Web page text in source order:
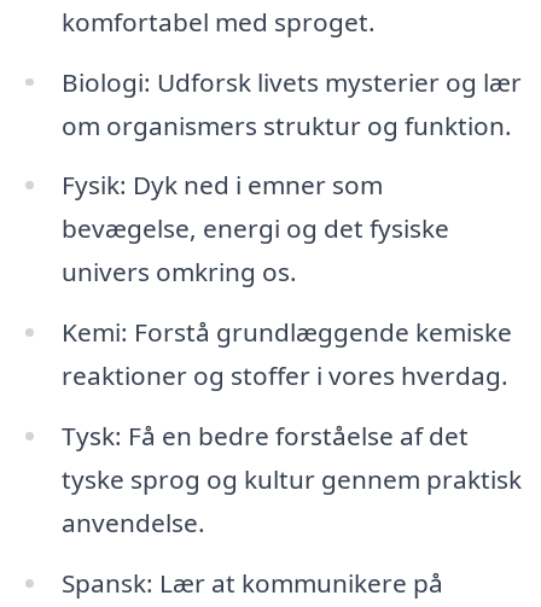
komfortabel med sproget.
Biologi: Udforsk livets mysterier og lær
om organismers struktur og funktion.
Fysik: Dyk ned i emner som
bevægelse, energi og det fysiske
univers omkring os.
Kemi: Forstå grundlæggende kemiske
reaktioner og stoffer i vores hverdag.
Tysk: Få en bedre forståelse af det
tyske sprog og kultur gennem praktisk
anvendelse.
Spansk: Lær at kommunikere på